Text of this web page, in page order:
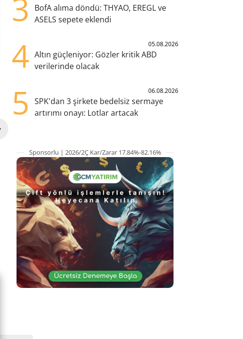
3
BofA alıma döndü: THYAO, EREGL ve
ASELS sepete eklendi
4 05.08.2026
Altın güçleniyor: Gözler kritik ABD
verilerinde olacak
5 06.08.2026
SPK'dan 3 şirkete bedelsiz sermaye
artırımı onayı: Lotlar artacak
Sponsorlu | 2026/2Ç Kar/Zarar 17.84%-82.16%